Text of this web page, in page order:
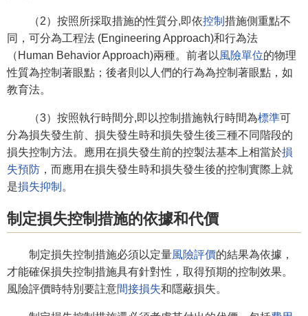
（2）按照所採取措施的性質分,即依控制 措施側重點不
同，可分為工程法 (Engineering Approach)和行為法
（Human Behavior Approach)兩種。前者以 風險單位的物理
性質為控制著眼點；後者則以人們的行為為控制著眼點，如
教育法。
（3）按照執行時間分,即以控制措施執行時間為標準可
分為損失發生前、損失發生時和損失發生後三種不同階段的
損失控制方法。應用在損失發生前的控製法基本上相當於損
失預防 ，而應用在損失發生時和損失發生後的控制實際上就
是損失抑制 。
制定損失控制措施的依據和代價
制定損失控制措施必須以定量風險評價的結果為依據，
才能確保損失控制措施具有針對性，取得預期的控制效果。
風險評價時特別要註意間接損失和隱蔽損失。